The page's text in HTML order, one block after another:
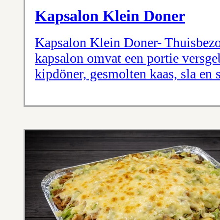
Kapsalon Klein Doner
Kapsalon Klein Doner-
kapsalon omvat een portie
kipdöner, gesmolten kaas, sla en